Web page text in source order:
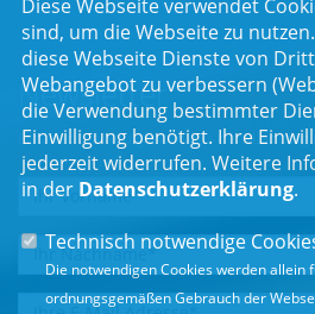
Newsletter
Erhalten Sie Neuigkeiten aus dem
Diese Webseite verwendet
sind, um die Webseite zu
diese Webseite Dienste von
Webangebot zu verbessern
die Verwendung bestimmter
Einwilligung benötigt. Ihre
jederzeit widerrufen. Weitere
in der Datenschutzerklärung.
Technisch notwendige
Die notwendigen Cookies werden allein
ordnungsgemäßen Gebrauch der